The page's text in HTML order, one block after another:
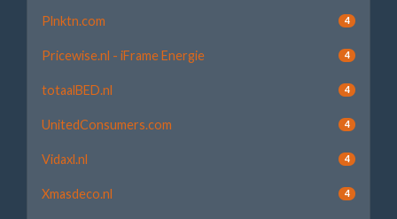
Plnktn.com 4
Pricewise.nl - iFrame Energie 4
totaalBED.nl 4
UnitedConsumers.com 4
Vidaxl.nl 4
Xmasdeco.nl 4